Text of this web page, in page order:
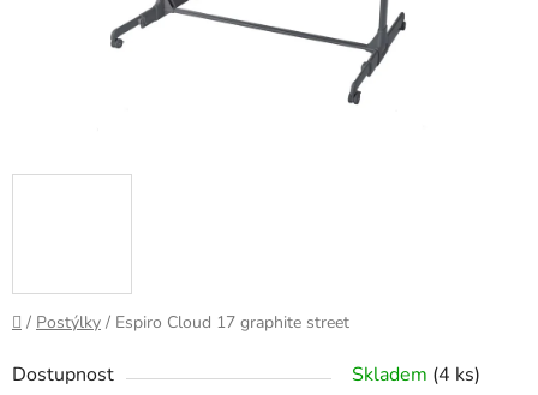
Domů
/ Postýlky / Espiro Cloud 17 graphite street
Dostupnost Skladem (4 ks)